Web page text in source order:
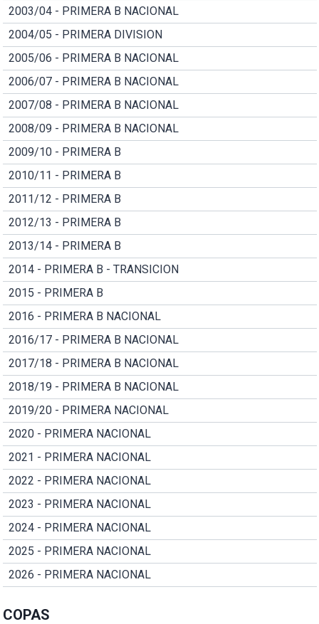
2003/04 - PRIMERA B NACIONAL
2004/05 - PRIMERA DIVISION
2005/06 - PRIMERA B NACIONAL
2006/07 - PRIMERA B NACIONAL
2007/08 - PRIMERA B NACIONAL
2008/09 - PRIMERA B NACIONAL
2009/10 - PRIMERA B
2010/11 - PRIMERA B
2011/12 - PRIMERA B
2012/13 - PRIMERA B
2013/14 - PRIMERA B
2014 - PRIMERA B - TRANSICION
2015 - PRIMERA B
2016 - PRIMERA B NACIONAL
2016/17 - PRIMERA B NACIONAL
2017/18 - PRIMERA B NACIONAL
2018/19 - PRIMERA B NACIONAL
2019/20 - PRIMERA NACIONAL
2020 - PRIMERA NACIONAL
2021 - PRIMERA NACIONAL
2022 - PRIMERA NACIONAL
2023 - PRIMERA NACIONAL
2024 - PRIMERA NACIONAL
2025 - PRIMERA NACIONAL
2026 - PRIMERA NACIONAL
COPAS